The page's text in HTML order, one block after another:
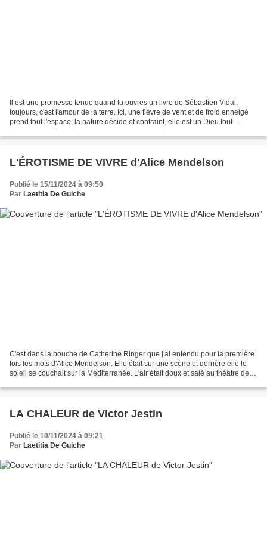
Il est une promesse tenue quand tu ouvres un livre de Sébastien Vidal,
toujours, c'est l'amour de la terre. Ici, une fièvre de vent et de froid enneigé
prend tout l'espace, la nature décide et contraint, elle est un Dieu tout
L'ÉROTISME DE VIVRE d'Alice Mendelson
Publié le 15/11/2024 à 09:50
Par Laetitia De Guiche
C'est dans la bouche de Catherine Ringer que j'ai entendu pour la première
fois les mots d'Alice Mendelson. Elle était sur une scène et derrière elle le
soleil se couchait sur la Méditerranée. L'air était doux et salé au théâtre de la
LA CHALEUR de Victor Jestin
Publié le 10/11/2024 à 09:21
Par Laetitia De Guiche